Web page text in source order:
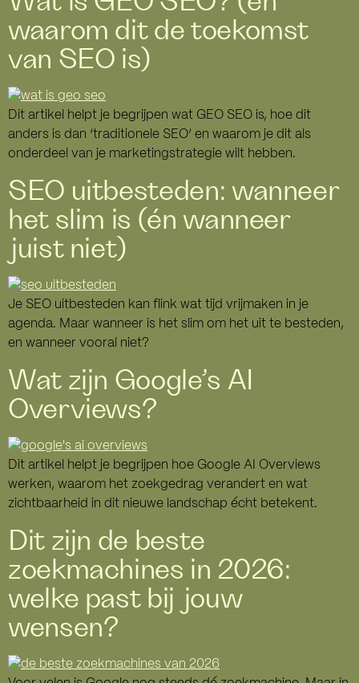
waarom dit de toekomst
van SEO is)
Dit artikel helpt je begrijpen wat GEO SEO is, hoe dit
anders is dan ’traditionele SEO’ en waarom je dit als
onderdeel van je marketingstrategie wilt hebben.
SEO uitbesteden: wanneer
het slim is (én wanneer
juist niet)
Je SEO uitbesteden kan flink wat tijd vrijmaken in je
agenda. Maar wanneer is het slim om het uit te besteden,
en wanneer vooral niet?
Wat zijn Google’s AI
Overviews?
Dit artikel helpt je begrijpen hoe Google AI Overviews
werken, waarom het zoekgedrag verandert en wat
zichtbaarheid in dit nieuwe landschap écht betekent.
Dit zijn de beste
zoekmachines in 2026:
welke past bij jouw
wensen?